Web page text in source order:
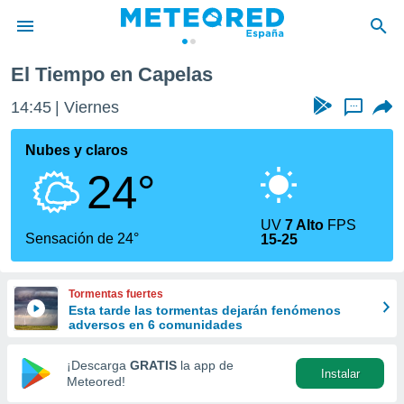
de
por
que se
calidad.
a este
las
y
forma
digital
basada
El Tiempo en Capelas
14:45 Viernes ...
Nubes y claros
24°
Sensación de 24°
UV7 Alto FPS
15-25
Tormentas fuertes
Esta tarde las tormentas dejarán fenómenos
adversos en 6 comunidades
¡Descarga GRATIS la app de
Meteored!
Instalar